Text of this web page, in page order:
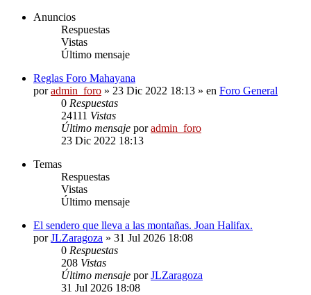
Anuncios
Respuestas
Vistas
Último mensaje
Reglas Foro Mahayana
poradmin_foro » 23 Dic 2022 18:13 » en Foro General
0 Respuestas
24111 Vistas
Último mensaje poradmin_foro
23 Dic 2022 18:13
Temas
Respuestas
Vistas
Último mensaje
El sendero que lleva a las montañas. Joan Halifax.
porJLZaragoza » 31 Jul 2026 18:08
0 Respuestas
208 Vistas
Último mensaje porJLZaragoza
31 Jul 2026 18:08